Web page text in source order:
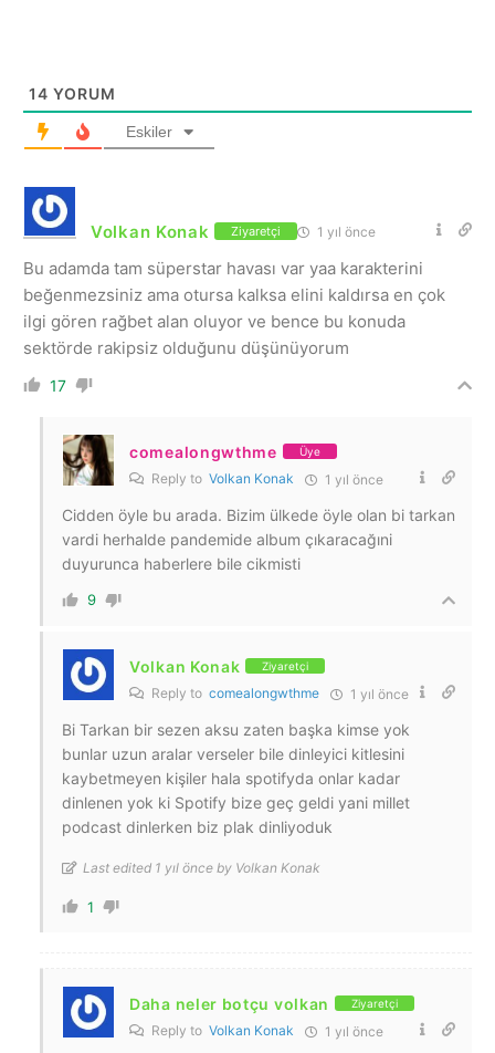
14 YORUM
Eskiler
Volkan Konak Ziyaretçi 1 yıl önce
Bu adamda tam süperstar havası var yaa karakterini
beğenmezsiniz ama otursa kalksa elini kaldırsa en çok
ilgi gören rağbet alan oluyor ve bence bu konuda
sektörde rakipsiz olduğunu düşünüyorum
17
comealongwthme Üye
Reply to Volkan Konak 1 yıl önce
Cidden öyle bu arada. Bizim ülkede öyle olan bi tarkan
vardi herhalde pandemide album çıkaracağıni
duyurunca haberlere bile cikmisti
9
Volkan Konak Ziyaretçi
Reply to comealongwthme 1 yıl önce
Bi Tarkan bir sezen aksu zaten başka kimse yok
bunlar uzun aralar verseler bile dinleyici kitlesini
kaybetmeyen kişiler hala spotifyda onlar kadar
dinlenen yok ki Spotify bize geç geldi yani millet
podcast dinlerken biz plak dinliyoduk
Last edited 1 yıl önce by Volkan Konak
1
Daha neler botçu volkan Ziyaretçi
Reply to Volkan Konak 1 yıl önce